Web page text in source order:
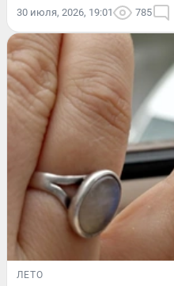
30 июля, 2026, 19:01 785
ЛЕТО